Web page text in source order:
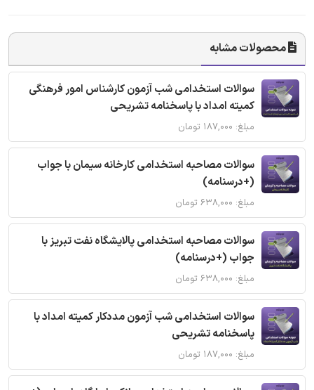
محصولات مشابه
سوالات استخدامی شب آزمون کارشناس امور فرهنگی
کمیته امداد با پاسخنامه تشریحی
مبلغ: ۱۸۷,۰۰۰ تومان
سوالات مصاحبه استخدامی کارخانه سیمان با جواب
(+درسنامه)
مبلغ: ۶۳۸,۰۰۰ تومان
سوالات مصاحبه استخدامی پالایشگاه نفت تبریز با
جواب (+درسنامه)
مبلغ: ۶۳۸,۰۰۰ تومان
سوالات استخدامی شب آزمون مددکار کمیته امداد با
پاسخنامه تشریحی
مبلغ: ۱۸۷,۰۰۰ تومان